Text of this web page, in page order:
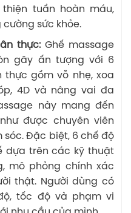
tuần hoàn máu,
sức khỏe.
thực:Ghế massage
gây ấn tượng với 6
gồm vỗ nhẹ, xoa
4D và nâng vai đa
này mang đến
được chuyên viên
Đặc biệt, 6 chế độ
dựa trên các kỹ thuật
mô phỏng chính xác
thật. Người dùng có
tốc độ và phạm vi